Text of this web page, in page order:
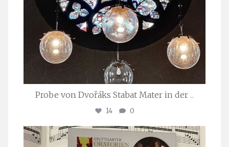
Probe von Dvořáks Stabat Mater in der ...
14 0
stuttgarter_oratorienchor
Nov. 29